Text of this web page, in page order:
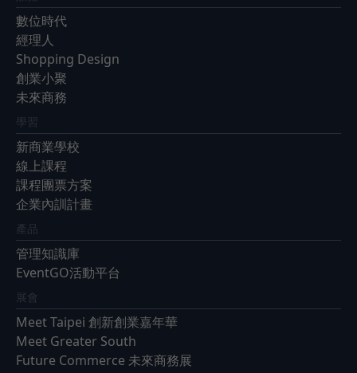
數位時代
經理人
Shopping Design
創業小聚
未來商務
學習
新商業學校
線上課程
課程團票方案
企業內訓計畫
產品
管理知識庫
EventGO活動平台
展會
Meet Taipei 創新創業嘉年華
Meet Greater South
Future Commerce 未來商務展